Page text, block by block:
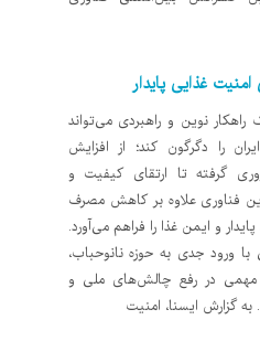
غذایی پایدار
نوین و راهبردی می‌تواند
را دگرگون کند؛ از افزایش
گرفته تا ارتقای کیفیت و
فناوری علاوه بر کاهش مصرف
و ایمن غذا را فراهم می‌آورد.
با ورود جدی به حوزه نانوحباب،
مهمی در رفع چالش‌های ملی و
گزارش ایسنا، امنیت